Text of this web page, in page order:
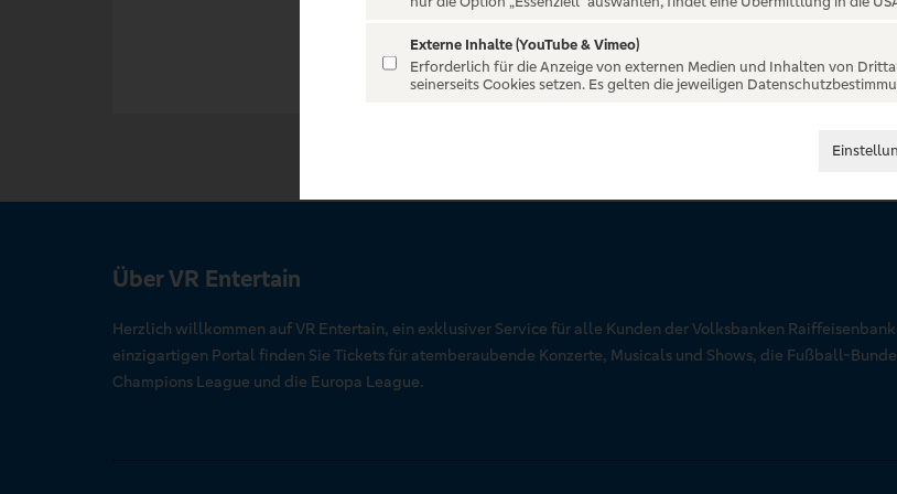
Über VR Entertain
Herzlich willkommen auf VR Entertain, ein exklusiver Service für alle Kunden der Volksbanken
einzigartigen Portal finden Sie Tickets für atemberaubende Konzerte, Musicals und Shows, die Fußball-
Champions League und die Europa League.
Externe Inhalte (YouTube & Vimeo)
Erforderlich für die Anzeige von externen Medien und Inhalten von
seinerseits Cookies setzen. Es gelten die jeweiligen